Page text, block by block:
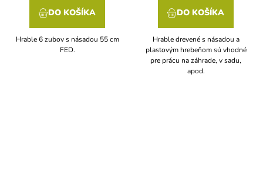
DO KOŠÍKA
Hrable 6 zubov s násadou 55 cm
FED.
DO KOŠÍKA
Hrable drevené s násadou a
plastovým hrebeňom sú vhodné
pre prácu na záhrade, v sadu,
apod.